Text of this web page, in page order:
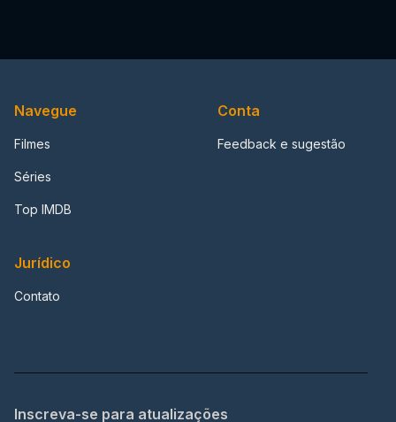
Navegue
Filmes
Séries
Top IMDB
Conta
Feedback e sugestão
Jurídico
Contato
Inscreva-se para atualizações